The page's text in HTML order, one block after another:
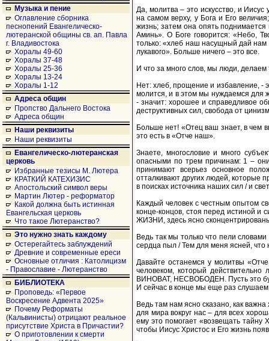
Музыка и пение
Оглавление сборника
песнопений Евангелическо-
лютеранской общины св. ап. Павла
г. Владивостока
Хоралы 49-60
Хоралы 37-48
Хоралы 25-36
Хоралы 13-24
Хоралы 1-12
Адреса общин
Пропство Дальнего Востока
Адреса общин
Наши реквизиты
Наши реквизиты
Евангелическо-лютеранская
церковь
Избранные тезисы М. Лютера
КРАТКИЙ КАТЕХИЗИС
Апостольский символ веры
Мартин Лютер - реформатор
Какой должна быть истинная
Евангельская церковь
Что такое Лютеранство?
Это нужно знать каждому
Остерегайтесь заблуждений
Древние и современные ереси
Основные отличия : Католицизм
- Православие - Лютеранство
БИБЛИОТЕКА
Проповедь: «Первое
Воскресение Адвента 2025»
Почему Реформаты
(Кальвинисты) отрицают реальное
присутствие Христа в Причастии?
О приготовлении к смерти
Да, молитва – это искусство, и
на самом верху, у Бога и Его
жизнь; затем она опять поднимается
Аминь». О Боге говорится: «Небо,
только: «хлеб наш насущный дай
лукавого». Больше ничего – это все.
И что за много слов, мы люди, делаем
Нет: хлеб, прощение и избавление, -
молится, и в этом мы нуждаемся для
- значит: хорошее и справедливое
деструктивных сил, свобода от
Больше нет! «Отец ваш знает, в чем
это есть в «Отче наш».
Знаете, многословие и много
опасными по трем причинам: 1 –
принимают всерьез основное
отталкивают других людей, которые
в поисках источника наших сил / и
Каждый человек с честным опытом
конце-концов, стоя перед истиной
ЖИЗНИ, здесь ясно
Ведь так мы только что пели
сердца пыл / Тем для меня ясней,
Давайте останемся у молитвы
человеком, который
ВИНОВАТ, НЕСВОБОДЕН. Пусть это
И сейчас в конце мы еще раз слушаем
Ведь там нам ясно сказано, как
для мира вокруг нас – для всех
ему это помогает «возвещать тайну
чтобы Иисус Христос и Его жизнь